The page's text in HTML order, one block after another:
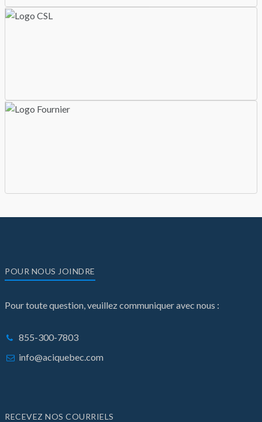
POUR NOUS JOINDRE
Pour toute question, veuillez communiquer avec nous :
855-300-7803
info@aciquebec.com
RECEVEZ NOS COURRIELS